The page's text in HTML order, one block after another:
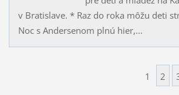
v Bratislave. * Raz do roka môžu deti
Noc s Andersenom plnú hier,...
1 2